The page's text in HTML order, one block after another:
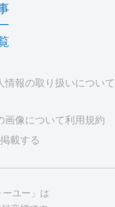
情報の取り扱いについて
画像について利用規約
載する
ーユー」は